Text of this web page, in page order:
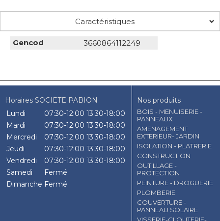
Caractéristiques
Gencod 3660864112249
Horaires SOCIETE PABION
Lundi
07:30-12:00 13:30-18:00
Mardi
07:30-12:00 13:30-18:00
Mercredi
07:30-12:00 13:30-18:00
Jeudi
07:30-12:00 13:30-18:00
Vendredi
07:30-12:00 13:30-18:00
Samedi
Fermé
Dimanche Fermé
Nos produits
BOIS - MENUISERIE -
PANNEAUX
AMENAGEMENT
EXTERIEUR- JARDIN
ISOLATION - PLATRERIE
CONSTRUCTION
OUTILLAGE -
PROTECTION
PEINTURE - DROGUERIE
PLOMBERIE
COUVERTURE -
PANNEAU SOLAIRE